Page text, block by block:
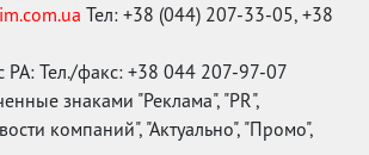
Тел: +38 (044) 207-33-05, +38
РА: Тел./факс: +38 044 207-97-07
знаками "Реклама", "PR",
компаний", "Актуально", "Промо",